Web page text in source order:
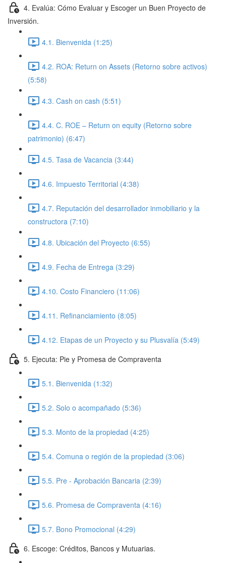
4. Evalúa: Cómo Evaluar y Escoger un Buen Proyecto de
Inversión.
4.1. Bienvenida (1:25)
4.2. ROA: Return on Assets (Retorno sobre activos)
(5:58)
4.3. Cash on cash (5:51)
4.4. C. ROE – Return on equity (Retorno sobre
patrimonio) (6:47)
4.5. Tasa de Vacancia (3:44)
4.6. Impuesto Territorial (4:38)
4.7. Reputación del desarrollador inmobiliario y la
constructora (7:10)
4.8. Ubicación del Proyecto (6:55)
4.9. Fecha de Entrega (3:29)
4.10. Costo Financiero (11:06)
4.11. Refinanciamiento (8:05)
4.12. Etapas de un Proyecto y su Plusvalía (5:49)
5. Ejecuta: Pie y Promesa de Compraventa
5.1. Bienvenida (1:32)
5.2. Solo o acompañado (5:36)
5.3. Monto de la propiedad (4:25)
5.4. Comuna o región de la propiedad (3:06)
5.5. Pre - Aprobación Bancaria (2:39)
5.6. Promesa de Compraventa (4:16)
5.7. Bono Promocional (4:29)
6. Escoge: Créditos, Bancos y Mutuarias.